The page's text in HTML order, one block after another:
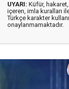
UYARI: Küfür,
içeren, imla kuralları
Türkçe karakter
onaylanmamaktadır.